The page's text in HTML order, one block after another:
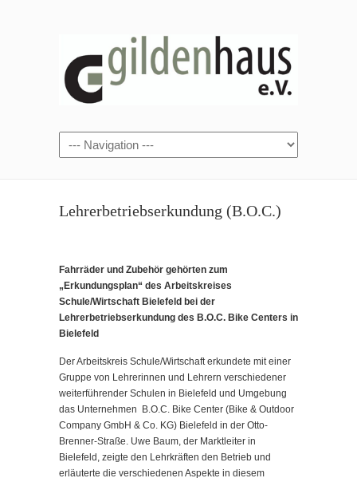
Lehrerbetriebserkundung (B.O.C.)
Fahrräder und Zubehör gehörten zum
„Erkundungsplan“ des Arbeitskreises
Schule/Wirtschaft Bielefeld bei der
Lehrerbetriebserkundung des B.O.C. Bike Centers in
Bielefeld
Der Arbeitskreis Schule/Wirtschaft erkundete mit einer
Gruppe von Lehrerinnen und Lehrern verschiedener
weiterführender Schulen in Bielefeld und Umgebung
das Unternehmen B.O.C. Bike Center (Bike & Outdoor
Company GmbH & Co. KG) Bielefeld in der Otto-
Brenner-Straße. Uwe Baum, der Marktleiter in
Bielefeld, zeigte den Lehrkräften den Betrieb und
erläuterte die verschiedenen Aspekte in diesem